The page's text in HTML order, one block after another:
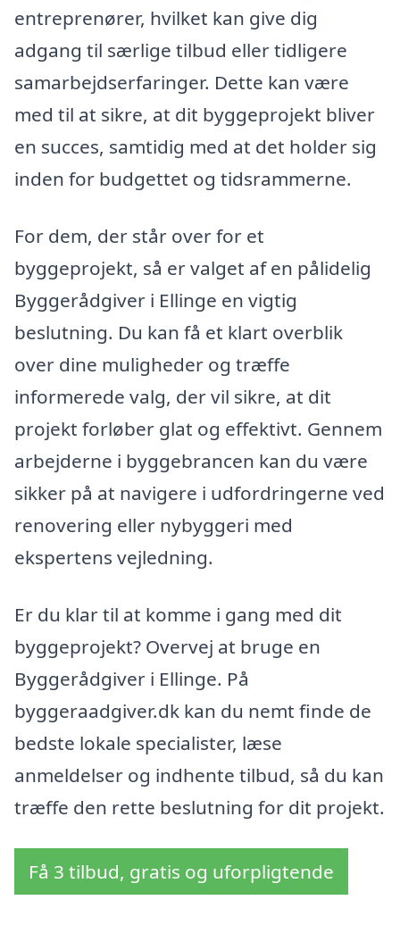
entreprenører, hvilket kan give dig
adgang til særlige tilbud eller tidligere
samarbejdserfaringer. Dette kan være
med til at sikre, at dit byggeprojekt bliver
en succes, samtidig med at det holder sig
inden for budgettet og tidsrammerne.
For dem, der står over for et
byggeprojekt, så er valget af en pålidelig
Byggerådgiver i Ellinge en vigtig
beslutning. Du kan få et klart overblik
over dine muligheder og træffe
informerede valg, der vil sikre, at dit
projekt forløber glat og effektivt. Gennem
arbejderne i byggebrancen kan du være
sikker på at navigere i udfordringerne ved
renovering eller nybyggeri med
ekspertens vejledning.
Er du klar til at komme i gang med dit
byggeprojekt? Overvej at bruge en
Byggerådgiver i Ellinge. På
byggeraadgiver.dk kan du nemt finde de
bedste lokale specialister, læse
anmeldelser og indhente tilbud, så du kan
træffe den rette beslutning for dit projekt.
Få 3 tilbud, gratis og uforpligtende